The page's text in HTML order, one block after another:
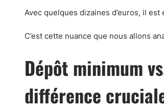
Avec quelques dizaines d’euros, il
C’est cette nuance que nous allons
Dépôt minimum
différence